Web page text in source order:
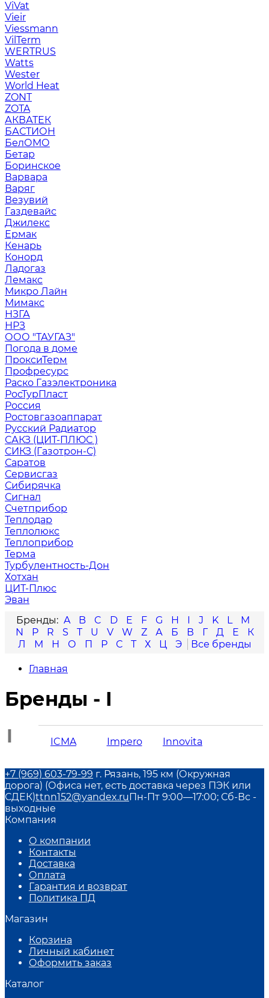
ViVat
Vieir
Viessmann
VilTerm
WERTRUS
Watts
Wester
World Heat
ZONT
ZOTA
АКВАТЕК
БАСТИОН
БелОМО
Бетар
Боринское
Варвара
Варяг
Везувий
Газдевайс
Джилекс
Ермак
Кенарь
Конорд
Ладогаз
Лемакс
Микро Лайн
Мимакс
НЗГА
НРЗ
ООО "ТАУГАЗ"
Погода в доме
ПроксиТерм
Профресурс
Раско Газэлектроника
РосТурПласт
Россия
Ростовгазоаппарат
Русский Радиатор
САКЗ (ЦИТ-ПЛЮС )
СИКЗ (Газотрон-С)
Саратов
Сервисгаз
Сибирячка
Сигнал
Счетприбор
Теплодар
Теплолюкс
Теплоприбор
Терма
Турбулентность-Дон
Хотхан
ЦИТ-Плюс
Эван
A
B C D E F G H I J K L
M
N
P R S T U V W Z А Б В Г Д Е
К
Л
М Н О П Р С Т Х Ц Э
Главная
Бренды - I
I ICMA Impero Innovita
+7 (969) 603-79-99 г. Рязань, 195 км (Окружная
дорога) (Офиса нет, есть доставка через ПЭК или
СДЕК)ttnn152@yandex.ruПн-Пт 9:00—17:00; Сб-Вс -
выходные
Компания
О компании
Контакты
Доставка
Оплата
Гарантия и возврат
Политика ПД
Магазин
Корзина
Личный кабинет
Оформить заказ
Каталог